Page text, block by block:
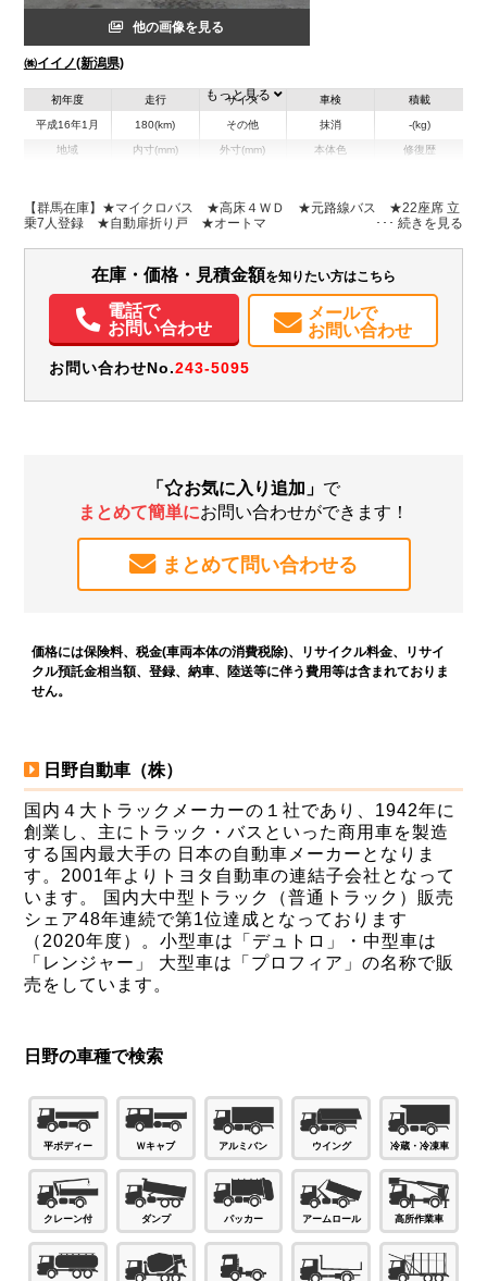
他の画像を見る
㈱イイノ(新潟県)
初年度
平成16年1月
走行
180(km)
サイズ
その他
車検
抹消
積載
-(kg)
地域 内寸(mm) 外寸(mm)
H:2,790
本体色 修復歴
パワステ
もっと見る
【群馬在庫】★マイクロバス ★高床４ＷＤ ★元路線バス ★22座席 立
乗7人登録 ★自動扉折り戸 ★オートマ
在庫・価格・見積金額を知りたい方はこちら
電話で
お問い合わせ
メールで
お問い合わせ
お問い合わせNo.243-5095
「 お気に入り追加」 で
まとめて簡単にお問い合わせができます！
まとめて問い合わせる
価格には保険料、税金(車両本体の消費税除)、リサイクル料金、リサイ
クル預託金相当額、登録、納車、陸送等に伴う費用等は含まれておりま
せん。
日野自動車（株）
国内４大トラックメーカーの１社であり、1942年に
創業し、主にトラック・バスといった商用車を製造
する国内最大手の 日本の自動車メーカーとなりま
す。2001年よりトヨタ自動車の連結子会社となって
います。 国内大中型トラック（普通トラック）販売
シェア48年連続で第1位達成となっております
（2020年度）。小型車は「デュトロ」・中型車は
「レンジャー」 大型車は「プロフィア」の名称で販
売をしています。
日野の車種で検索
平ボディー Ｗキャブ アルミバン ウイング 冷蔵・冷凍車
クレーン付 ダンプ パッカー アームロール 高所作業車